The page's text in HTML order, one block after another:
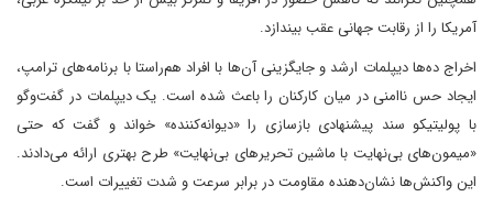
آمریکا را از رقابت جهانی عقب بیندازد.
اخراج ده‌ها دیپلمات ارشد و جایگزینی آن‌ها با افراد هم‌راستا با برنامه‌های ترامپ،
ایجاد حس ناامنی در میان کارکنان را باعث شده است. یک دیپلمات در گفت‌وگو
با پولیتیکو سند پیشنهادی بازسازی را «دیوانه‌کننده» خواند و گفت که حتی
«میمون‌های بی‌نهایت با ماشین تحریرهای بی‌نهایت» طرح بهتری ارائه می‌دادند.
این واکنش‌ها نشان‌دهنده مقاومت در برابر سرعت و شدت تغییرات است.